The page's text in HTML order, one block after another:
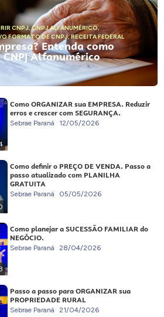
CNPJ,CNPJ ALFANUMÉRICO,
FORMATO DE CNPJ,RECEITA FEDERAL
Entenda como
Alfanumérico
Como ORGANIZAR sua EMPRESA. Reduzir
erros e crescer com SEGURANÇA.
Sebrae Paraná 12/05/2026
Como definir o PREÇO DE VENDA. Passo a
passo atualizado com PLANILHA
GRATUITA
Sebrae Paraná 05/05/2026
Como planejar a SUCESSÃO FAMILIAR do
NEGÓCIO.
Sebrae Paraná 28/04/2026
Passo a passo para ORGANIZAR sua
PROPRIEDADE RURAL
Sebrae Paraná 21/04/2026